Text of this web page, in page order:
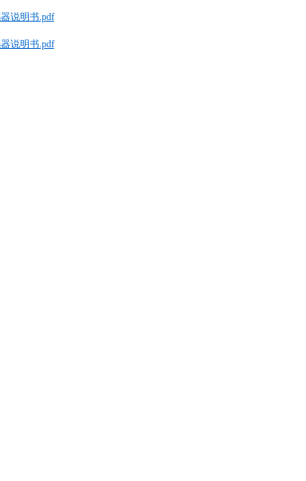
说明书.pdf
说明书.pdf